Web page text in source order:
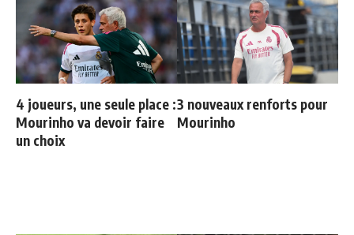
4 joueurs, une seule place :
Mourinho va devoir faire
un choix
3 nouveaux renforts pour
Mourinho